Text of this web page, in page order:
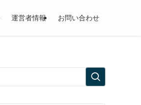
運営者情報 お問い合わせ